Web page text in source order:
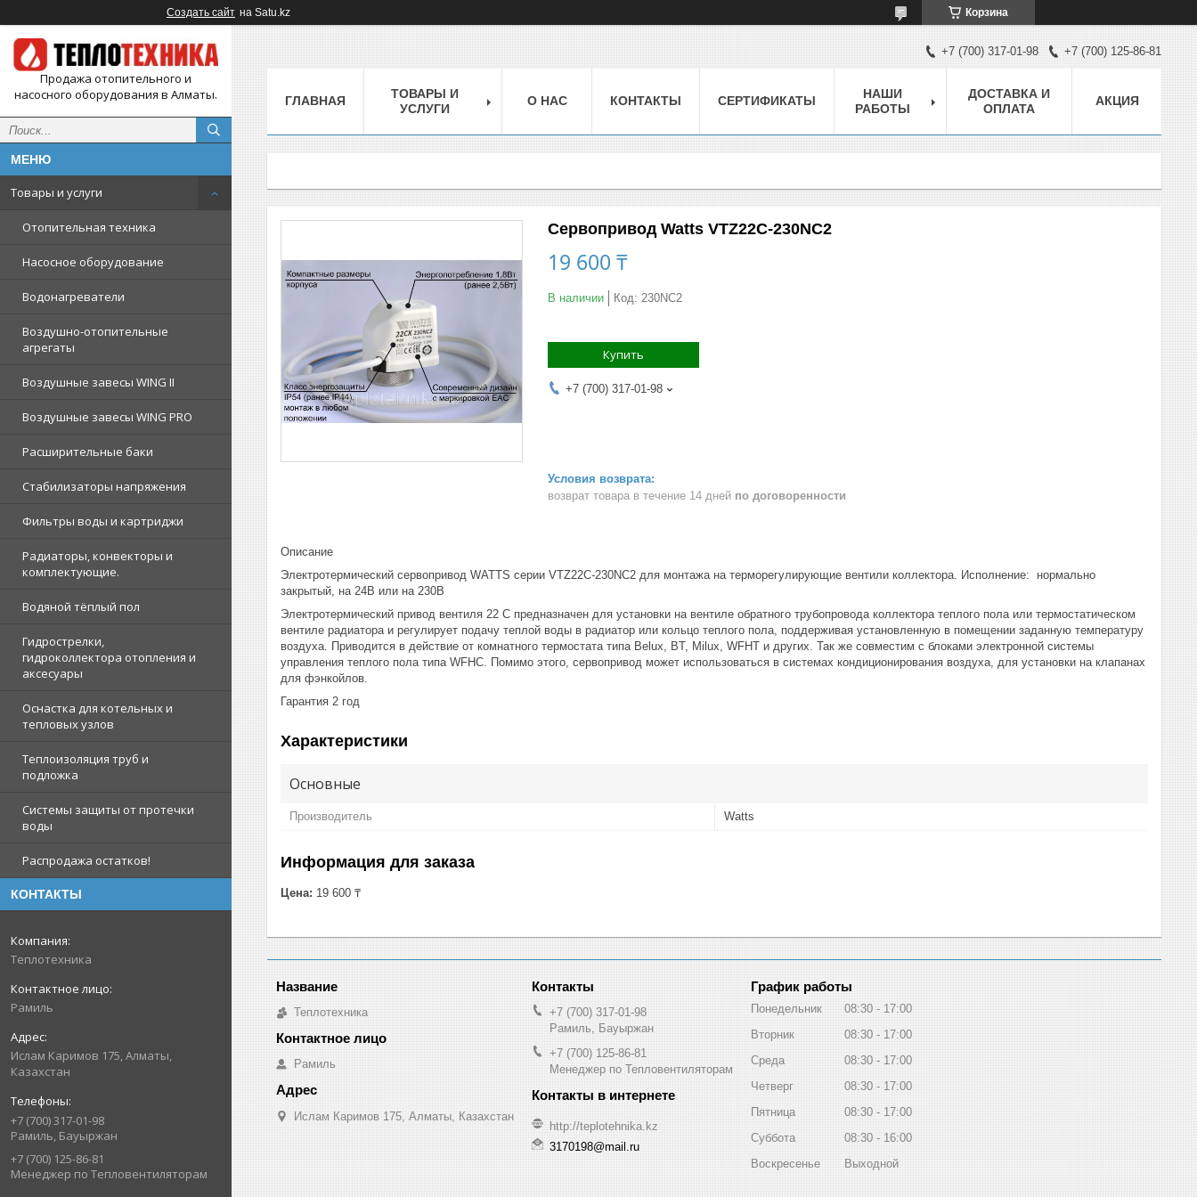
Создать сайт на Satu.kz Корзина
Продажа отопительного и
насосного оборудования в Алматы.
Товары и услуги
Отопительная техника
Насосное оборудование
Водонагреватели
Воздушно-отопительные
агрегаты
Воздушные завесы WING II
Воздушные завесы WING PRO
Расширительные баки
Стабилизаторы напряжения
Фильтры воды и картриджи
Радиаторы, конвекторы и
комплектующие.
Водяной тёплый пол
Гидрострелки,
гидроколлектора отопления и
аксесуары
Оснастка для котельных и
тепловых узлов
Теплоизоляция труб и
подложка
Системы защиты от протечки
воды
Распродажа остатков!
КОНТАКТЫ
Теплотехника
Рамиль
Ислам Каримов 175, Алматы,
Казахстан
+7 (700) 317-01-98
Рамиль, Бауыржан
+7 (700) 125-86-81
Менеджер по Тепловентиляторам
+7 (700) 317-01-98 +7 (700) 125-86-81
ГЛАВНАЯ
ТОВАРЫ И
УСЛУГИ
О НАС КОНТАКТЫ СЕРТИФИКАТЫ
НАШИ
РАБОТЫ
ДОСТАВКА И
ОПЛАТА
АКЦИЯ
Сервопривод Watts VTZ22C-230NC2
19 600 ₸
В наличии Код: 230NC2
Купить
+7 (700) 317-01-98
возврат товара в течение 14 дней по договоренности
Описание
Электротермический сервопривод WATTS серии VTZ22C-230NC2 для монтажа на терморегулирующие вентили коллектора. Исполнение: нормально
закрытый, на 24В или на 230В
Электротермический привод вентиля 22 С предназначен для установки на вентиле обратного трубопровода коллектора теплого пола или термостатическом
вентиле радиатора и регулирует подачу теплой воды в радиатор или кольцо теплого пола, поддерживая установленную в помещении заданную температуру
воздуха. Приводится в действие от комнатного термостата типа Belux, BT, Milux, WFHT и других. Так же совместим с блоками электронной системы
управления теплого пола типа WFHC. Помимо этого, сервопривод может использоваться в системах кондиционирования воздуха, для установки на клапанах
для фэнкойлов.
Гарантия 2 год
Характеристики
Основные
Производитель Watts
Информация для заказа
Цена: 19 600 ₸
Теплотехника
Рамиль
Ислам Каримов 175, Алматы, Казахстан
+7 (700) 317-01-98
Рамиль, Бауыржан
+7 (700) 125-86-81
Менеджер по Тепловентиляторам
http://teplotehnika.kz
3170198@mail.ru
График работы
Понедельник 08:30
17:00
Вторник
08:30
17:00
Среда
08:30
17:00
Четверг
08:30
17:00
Пятница
08:30
17:00
Суббота
08:30
16:00
Воскресенье
Выходной